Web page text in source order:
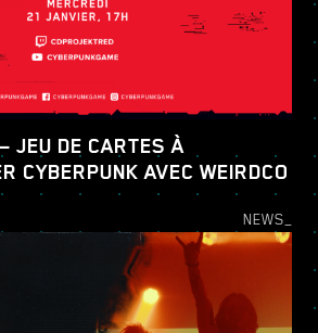
JEU DE CARTES À
CYBERPUNK AVEC WEIRDCO
NEWS_